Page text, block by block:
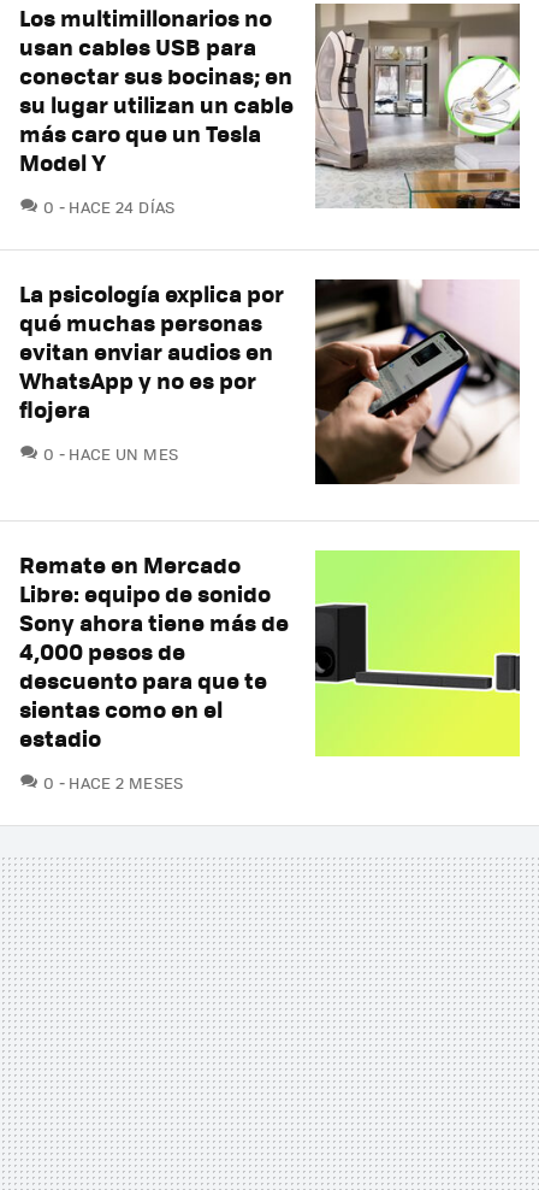
Los multimillonarios no
usan cables USB para
conectar sus bocinas; en
su lugar utilizan un cable
más caro que un Tesla
Model Y
0 COMENTARIOS
HACE 24 DÍAS
La psicología explica por
qué muchas personas
evitan enviar audios en
WhatsApp y no es por
flojera
0 COMENTARIOS
HACE UN MES
Remate en Mercado
Libre: equipo de sonido
Sony ahora tiene más de
4,000 pesos de
descuento para que te
sientas como en el
estadio
0 COMENTARIOS
HACE 2 MESES